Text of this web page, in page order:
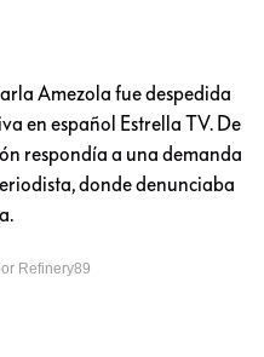
Amezola fue despedida
en español Estrella TV. De
respondía a una demanda
donde denunciaba
Refinery89